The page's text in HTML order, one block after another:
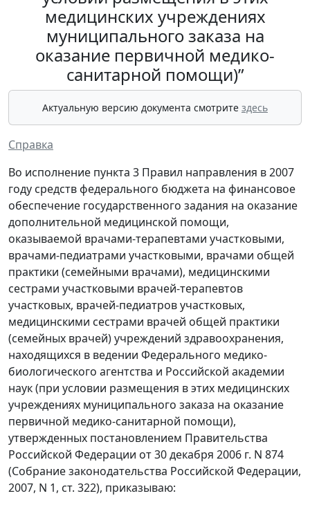
медицинских учреждениях
муниципального заказа на
оказание первичной медико-
санитарной помощи)”
Актуальную версию документа смотрите здесь
Справка
Во исполнение пункта 3 Правил направления в 2007
году средств федерального бюджета на финансовое
обеспечение государственного задания на оказание
дополнительной медицинской помощи,
оказываемой врачами-терапевтами участковыми,
врачами-педиатрами участковыми, врачами общей
практики (семейными врачами), медицинскими
сестрами участковыми врачей-терапевтов
участковых, врачей-педиатров участковых,
медицинскими сестрами врачей общей практики
(семейных врачей) учреждений здравоохранения,
находящихся в ведении Федерального медико-
биологического агентства и Российской академии
наук (при условии размещения в этих медицинских
учреждениях муниципального заказа на оказание
первичной медико-санитарной помощи),
утвержденных постановлением Правительства
Российской Федерации от 30 декабря 2006 г. N 874
(Собрание законодательства Российской Федерации,
2007, N 1, ст. 322), приказываю: